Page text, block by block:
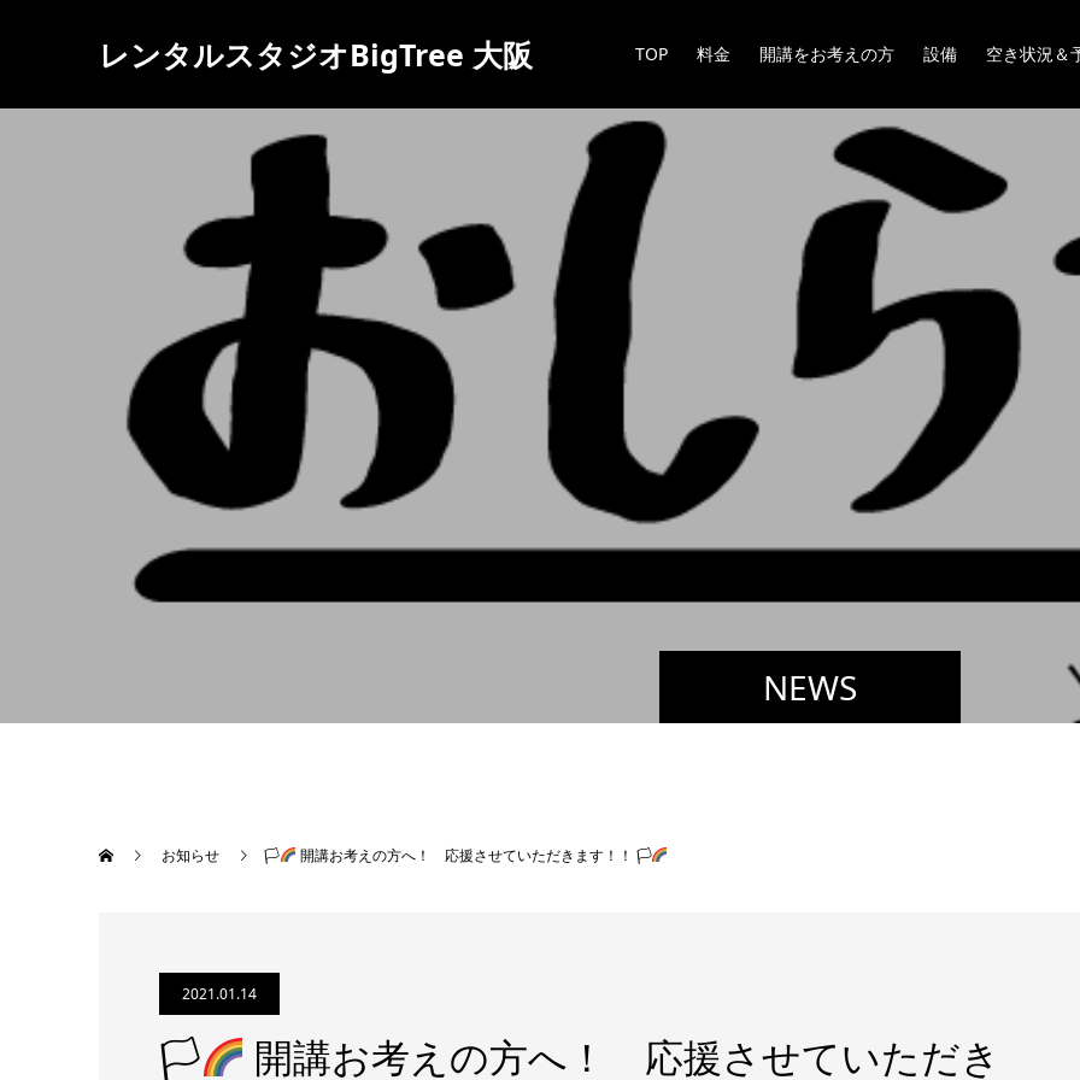
レンタルスタジオBigTree 大阪 TOP 料金 開講をお考えの方 設備 空き状況＆
NEWS
お知らせ 🏳‍ 開講お考えの方へ！ 応援させていただきます！！ 🏳‍
2021.01.14
🏳‍ 開講お考えの方へ！ 応援させていただき